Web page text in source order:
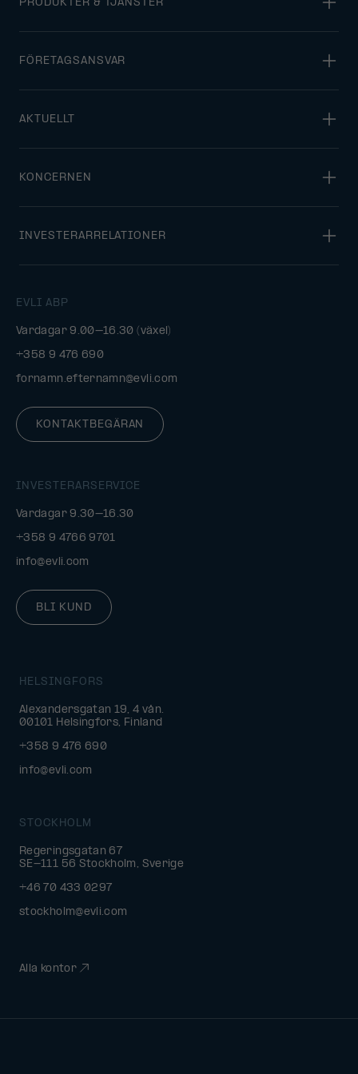
EVLI ABP
Vardagar 9.00–16.30 (växel)
+358 9 476 690
fornamn.efternamn@evli.com
KONTAKTBEGÄRAN
INVESTERARSERVICE
Vardagar 9.30–16.30
+358 9 4766 9701
info@evli.com
BLI KUND
PRODUKTER & TJÄNSTER
FÖRETAGSANSVAR
AKTUELLT
KONCERNEN
INVESTERARRELATIONER
HELSINGFORS
Alexandersgatan 19, 4 vån.
00101 Helsingfors, Finland
+358 9 476 690
info@evli.com
STOCKHOLM
Regeringsgatan 67
SE-111 56 Stockholm, Sverige
+46 70 433 0297
stockholm@evli.com
Alla kontor